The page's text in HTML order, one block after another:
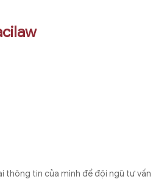
thông tin của mình để đội ngũ tư vấn